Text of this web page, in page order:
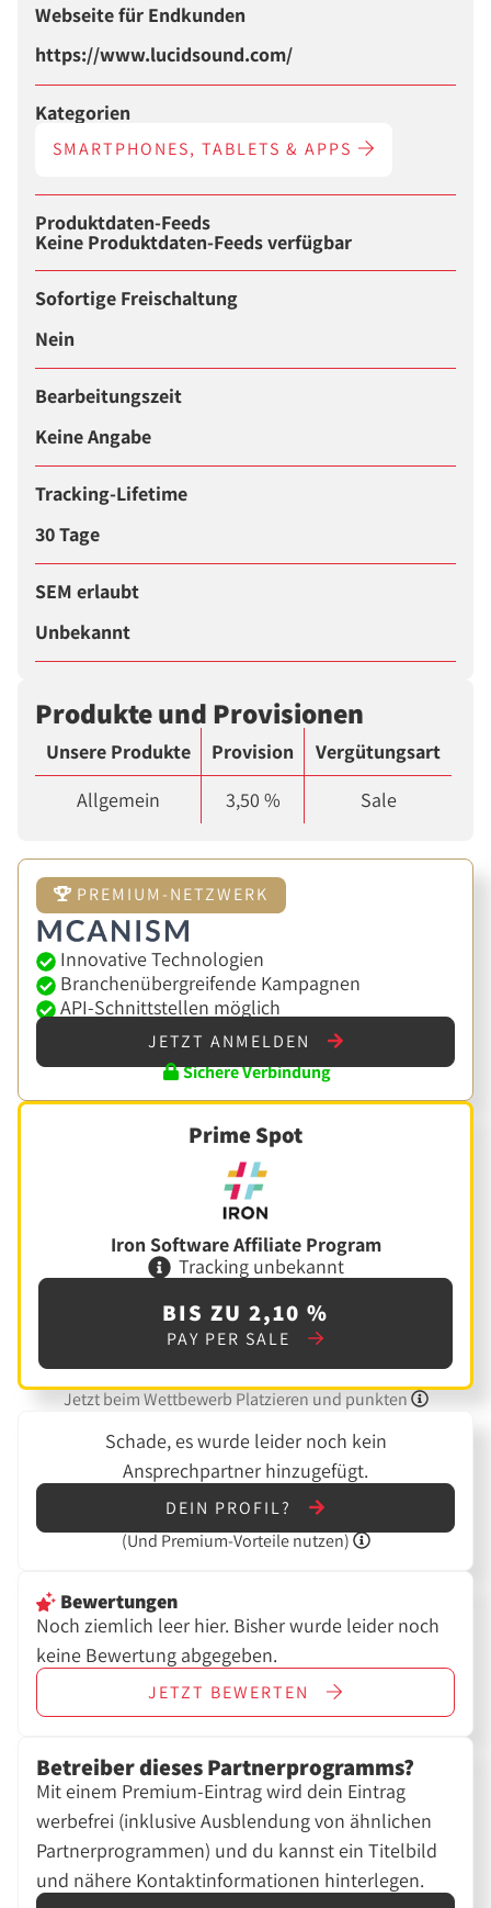
Webseite für Endkunden
https://www.lucidsound.com/
Kategorien
SMARTPHONES, TABLETS & APPS
Produktdaten-Feeds
Keine Produktdaten-Feeds verfügbar
Sofortige Freischaltung
Nein
Bearbeitungszeit
Keine Angabe
Tracking-Lifetime
30 Tage
SEM erlaubt
Unbekannt
Produkte und Provisionen
Unsere Produkte Provision
Vergütungsart
Allgemein
3,50 % Sale
PREMIUM-NETZWERK
Innovative Technologien
Branchenübergreifende Kampagnen
API-Schnittstellen möglich
JETZT ANMELDEN
Sichere Verbindung
Prime Spot
Iron Software Affiliate Program
Tracking unbekannt
BIS ZU 2,10 %
PAY PER SALE
Jetzt beim Wettbewerb Platzieren und punkten
Schade, es wurde leider noch kein
Ansprechpartner hinzugefügt.
DEIN PROFIL?
(Und Premium-Vorteile nutzen)
Bewertungen
Noch ziemlich leer hier. Bisher wurde leider noch
keine Bewertung abgegeben.
JETZT BEWERTEN
Betreiber dieses Partnerprogramms?
Mit einem Premium-Eintrag wird dein Eintrag
werbefrei (inklusive Ausblendung von ähnlichen
Partnerprogrammen) und du kannst ein Titelbild
und nähere Kontaktinformationen hinterlegen.